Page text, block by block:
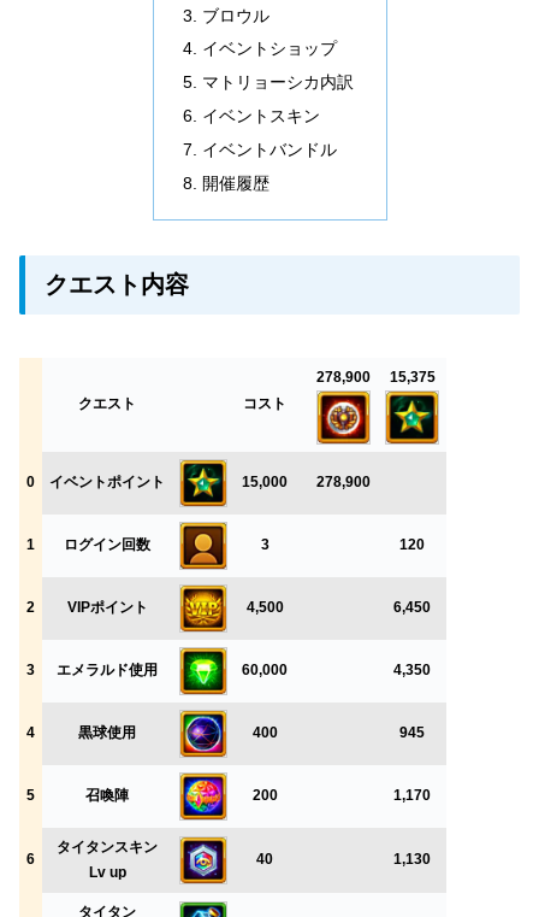
ブロウル
イベントショップ
マトリョーシカ内訳
イベントスキン
イベントバンドル
開催履歴
クエスト内容
クエスト コスト
278,900 15,375
0 イベントポイント 15,000 278,900
1 ログイン回数 3 120
2 VIPポイント 4,500 6,450
3 エメラルド使用 60,000 4,350
4 黒球使用 400 945
5 召喚陣 200 1,170
6
タイタンスキン
Lv up
40 1,130
タイタン